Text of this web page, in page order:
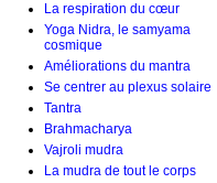
La respiration du cœur
Yoga Nidra, le samyama
cosmique
Améliorations du mantra
Se centrer au plexus solaire
Tantra
Brahmacharya
Vajroli mudra
La mudra de tout le corps